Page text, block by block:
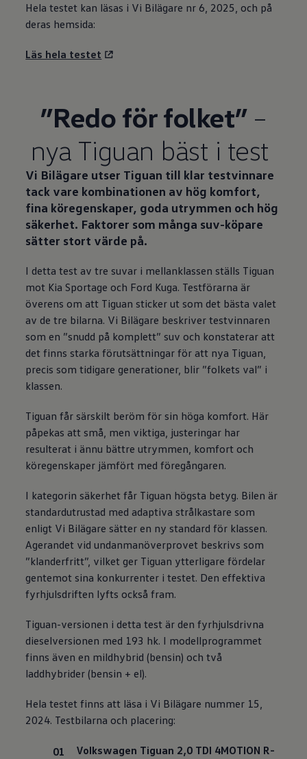
Hela testet kan läsas i Vi Bilägare nr 6, 2025, och på
deras hemsida:
Läs hela testet
”Redo för folket” –
nya Tiguan bäst i test
Vi Bilägare utser Tiguan till klar testvinnare
tack vare kombinationen av hög komfort,
fina köregenskaper, goda utrymmen och hög
säkerhet. Faktorer som många suv-köpare
sätter stort värde på.
I detta test av tre suvar i mellanklassen ställs Tiguan
mot Kia Sportage och Ford Kuga. Testförarna är
överens om att Tiguan sticker ut som det bästa valet
av de tre bilarna. Vi Bilägare beskriver testvinnaren
som en ”snudd på komplett” suv och konstaterar att
det finns starka förutsättningar för att nya Tiguan,
precis som tidigare generationer, blir ”folkets val” i
klassen.
Tiguan får särskilt beröm för sin höga komfort. Här
påpekas att små, men viktiga, justeringar har
resulterat i ännu bättre utrymmen, komfort och
köregenskaper jämfört med föregångaren.
I kategorin säkerhet får Tiguan högsta betyg. Bilen är
standardutrustad med adaptiva strålkastare som
enligt Vi Bilägare sätter en ny standard för klassen.
Agerandet vid undanmanöverprovet beskrivs som
”klanderfritt”, vilket ger Tiguan ytterligare fördelar
gentemot sina konkurrenter i testet. Den effektiva
fyrhjulsdriften lyfts också fram.
Tiguan-versionen i detta test är den fyrhjulsdrivna
dieselversionen med 193 hk. I modellprogrammet
finns även en mildhybrid (bensin) och två
laddhybrider (bensin + el).
Hela testet finns att läsa i Vi Bilägare nummer 15,
2024. Testbilarna och placering:
Volkswagen Tiguan 2,0 TDI 4MOTION R-